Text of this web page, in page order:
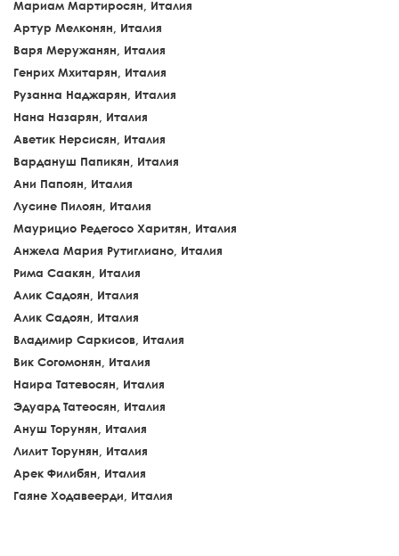
Мариам Мартиросян, Италия
Артур Мелконян, Италия
Варя Меружанян, Италия
Генрих Мхитарян, Италия
Рузанна Наджарян, Италия
Нана Назарян, Италия
Аветик Нерсисян, Италия
Вардануш Папикян, Италия
Ани Папоян, Италия
Лусине Пилоян, Италия
Маурицио Редегосо Харитян, Италия
Анжела Мария Рутиглиано, Италия
Рима Саакян, Италия
Алик Садоян, Италия
Алик Садоян, Италия
Владимир Саркисов, Италия
Вик Согомонян, Италия
Наира Татевосян, Италия
Эдуард Татеосян, Италия
Ануш Торунян, Италия
Лилит Торунян, Италия
Арек Филибян, Италия
Гаяне Ходавеерди, Италия